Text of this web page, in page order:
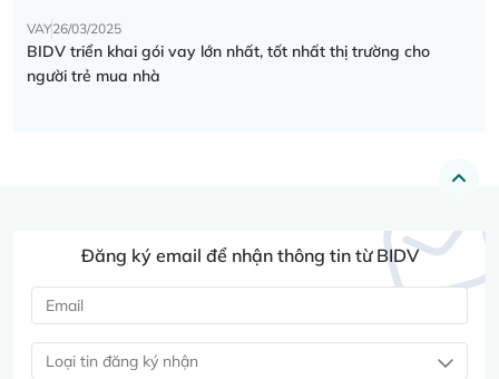
VAY26/03/2025
BIDV triển khai gói vay lớn nhất, tốt nhất thị trường cho
người trẻ mua nhà
Đăng ký email để nhận thông tin từ BIDV
Loại tin đăng ký nhận